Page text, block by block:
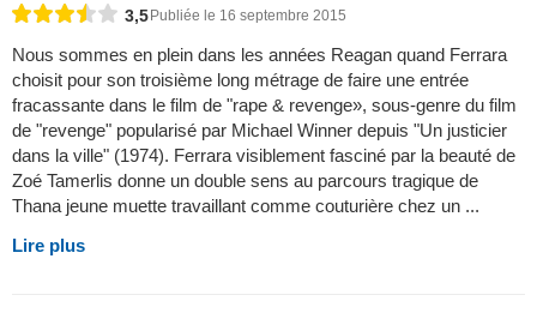
3,5Publiée le 16 septembre 2015
Nous sommes en plein dans les années Reagan quand Ferrara
choisit pour son troisième long métrage de faire une entrée
fracassante dans le film de "rape & revenge», sous-genre du film
de "revenge" popularisé par Michael Winner depuis "Un justicier
dans la ville" (1974). Ferrara visiblement fasciné par la beauté de
Zoé Tamerlis donne un double sens au parcours tragique de
Thana jeune muette travaillant comme couturière chez un ...
Lire plus